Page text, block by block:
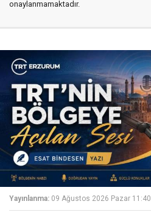
onaylanmamaktadır.
Yayınlanma: 09 Ağustos 2026 Pazar 11:40